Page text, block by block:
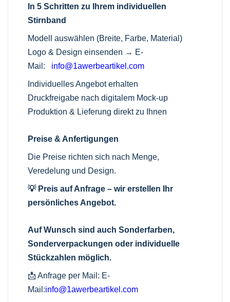
In 5 Schritten zu Ihrem individuellen
Stirnband
Modell auswählen (Breite, Farbe, Material)
Logo & Design einsenden → E-
Mail:
info@1awerbeartikel.com
Individuelles Angebot erhalten
Druckfreigabe nach digitalem Mock-up
Produktion & Lieferung direkt zu Ihnen
Preise & Anfertigungen
Die Preise richten sich nach Menge,
Veredelung und Design.
💡 Preis auf Anfrage – wir erstellen Ihr
persönliches Angebot.
Auf Wunsch sind auch Sonderfarben,
Sonderverpackungen oder individuelle
Stückzahlen möglich.
📩 Anfrage per Mail: E-
Mail:info@1awerbeartikel.com